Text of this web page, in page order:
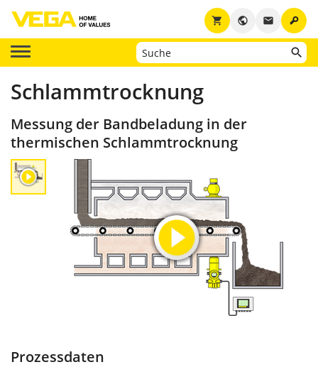
key
email
public
shopping_cart
Schlammtrocknung
Messung der Bandbeladung in der
thermischen Schlammtrocknung
Prozessdaten